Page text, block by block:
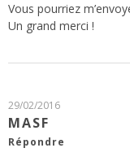
Vous pourriez
Un grand merci !
29/02/2016
MASF
Répondre